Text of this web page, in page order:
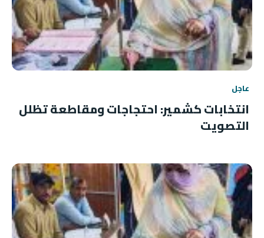
عاجل
انتخابات كشمير: احتجاجات ومقاطعة تظلل
التصويت